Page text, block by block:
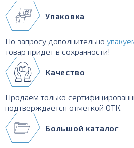
Упаковка
По запросу дополнительно
товар придет в сохранности!
Качество
Продаем только
подтверждается отметкой ОТК.
Большой каталог